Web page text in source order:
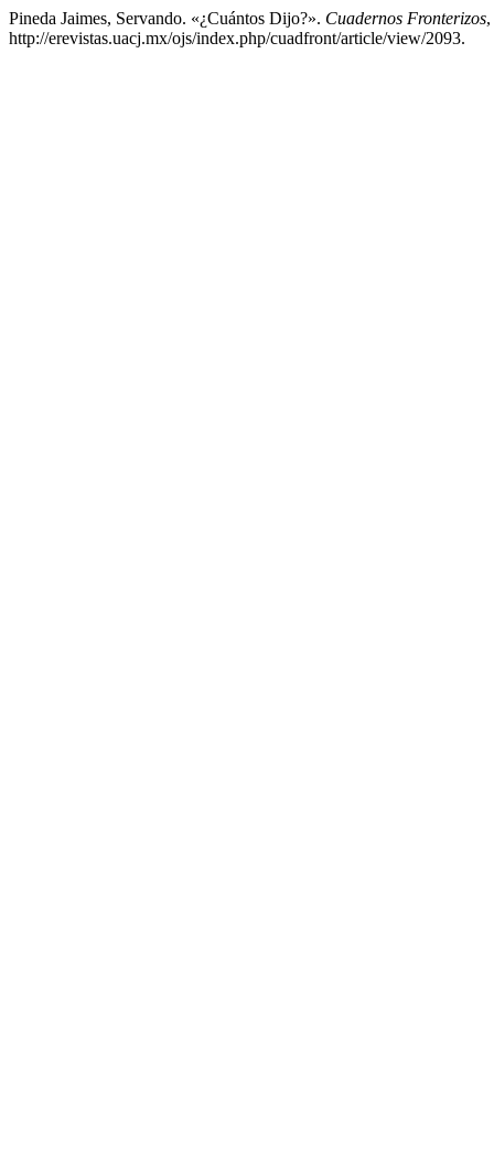
Pineda Jaimes, Servando. «¿Cuántos Dijo?». Cuadernos Fronterizos
http://erevistas.uacj.mx/ojs/index.php/cuadfront/article/view/2093.